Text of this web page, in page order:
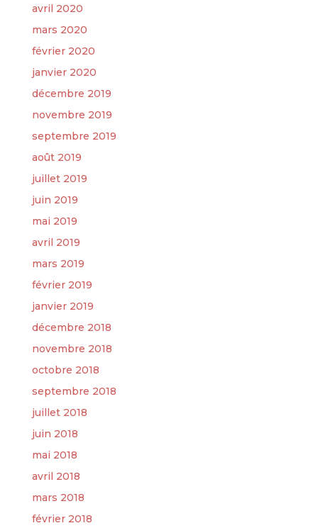
avril 2020
mars 2020
février 2020
janvier 2020
décembre 2019
novembre 2019
septembre 2019
août 2019
juillet 2019
juin 2019
mai 2019
avril 2019
mars 2019
février 2019
janvier 2019
décembre 2018
novembre 2018
octobre 2018
septembre 2018
juillet 2018
juin 2018
mai 2018
avril 2018
mars 2018
février 2018